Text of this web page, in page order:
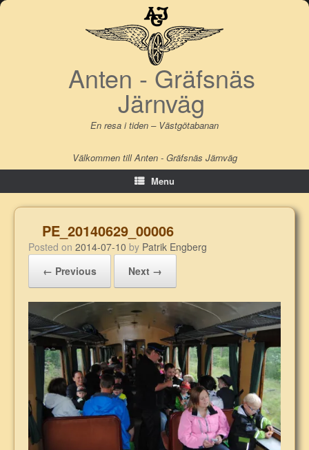
Skip
Anten - Gräfsnäs
Järnväg
En resa i tiden – Västgötabanan
Välkommen till Anten - Gräfsnäs Järnväg
Menu
PE_20140629_00006
Posted on 2014-07-10 by Patrik Engberg
← Previous
Next →